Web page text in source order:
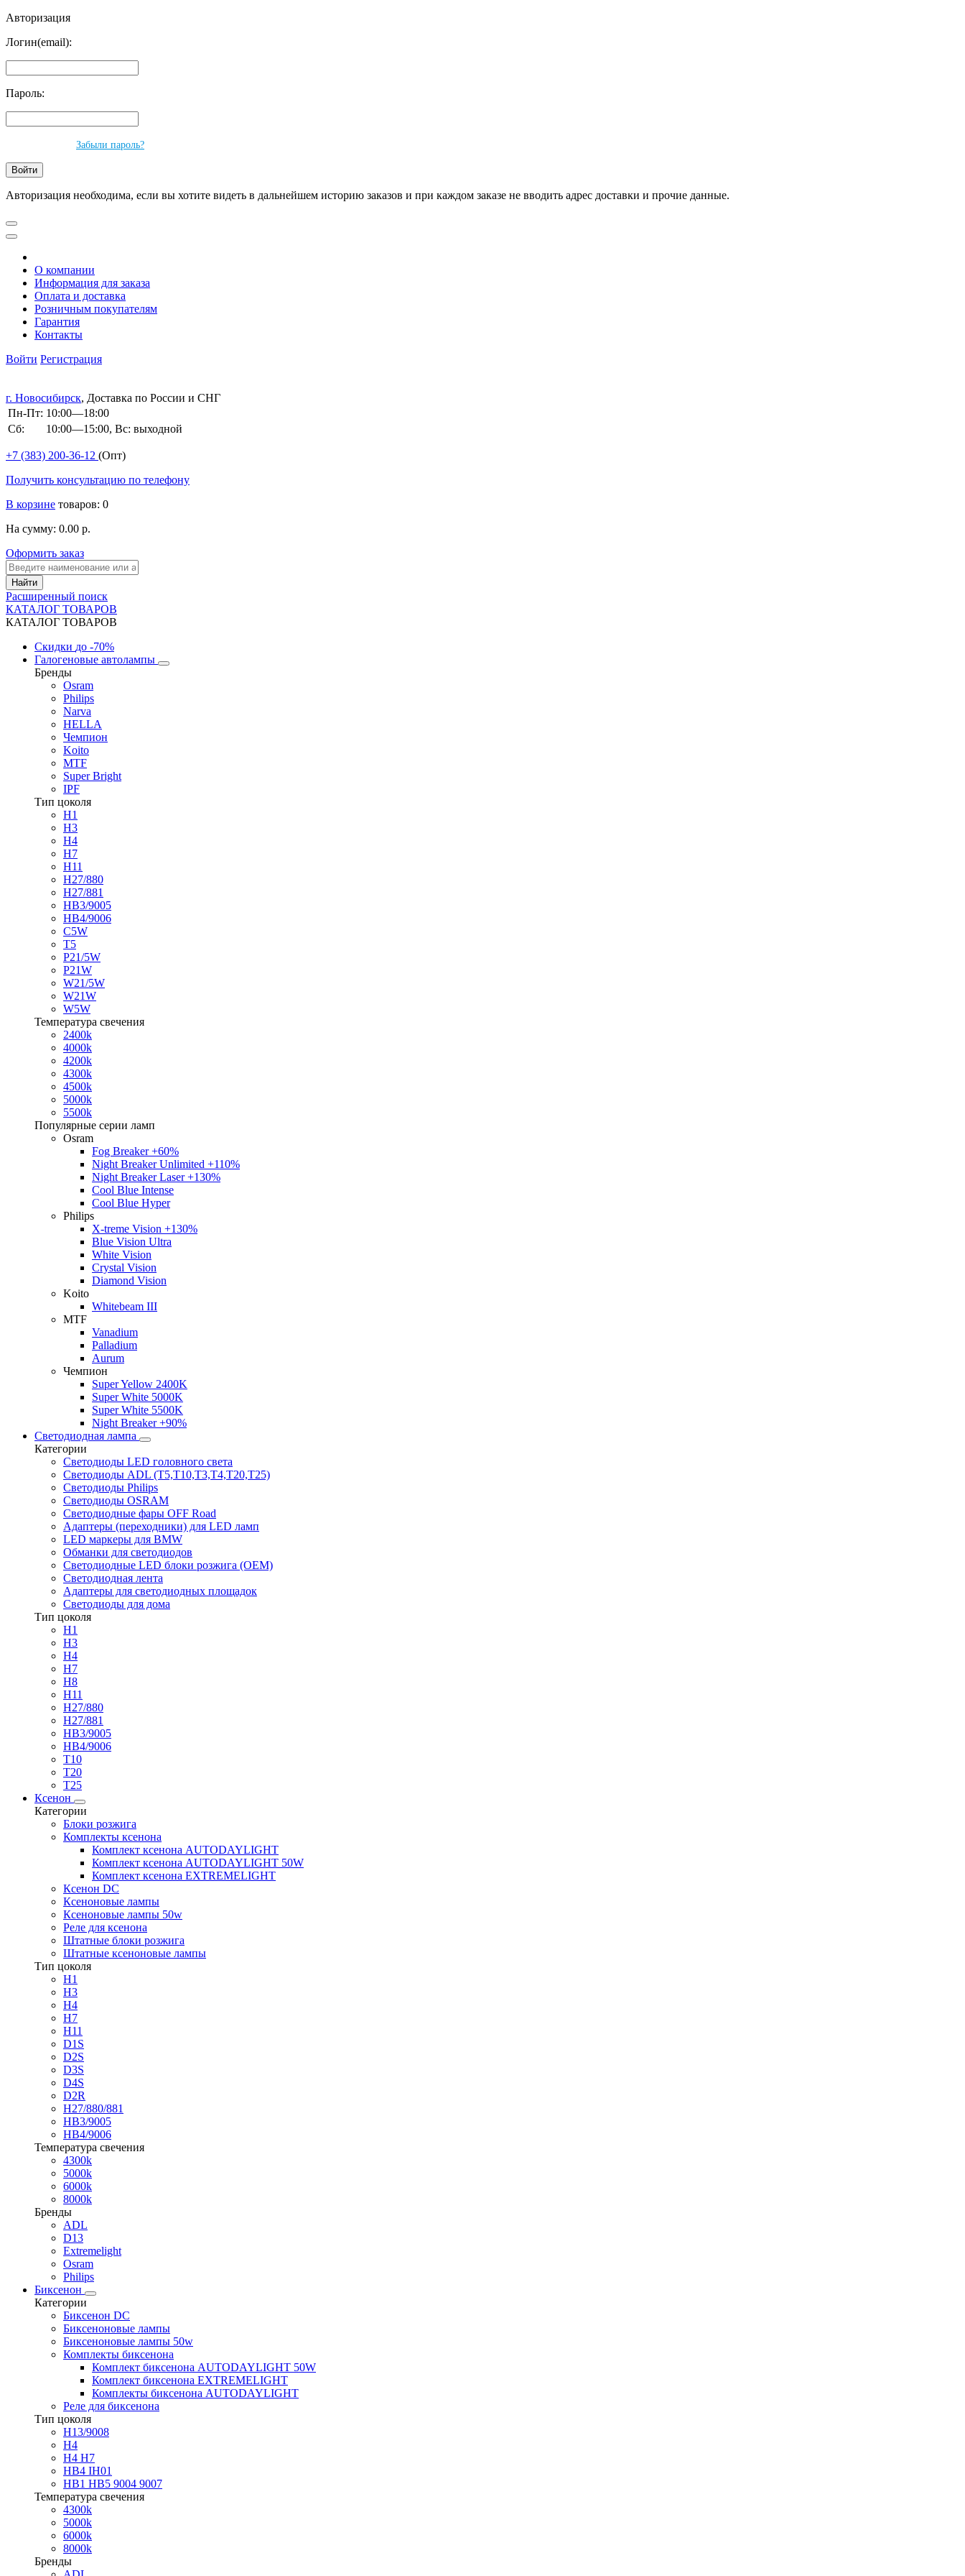
Авторизация
Логин(email):
Пароль:
Забыли пароль?
Авторизация необходима, если вы хотите видеть в дальнейшем историю заказов и при каждом заказе не вводить адрес доставки и прочие данные.
О компании
Информация для заказа
Оплата и доставка
Розничным покупателям
Гарантия
Контакты
Войти Регистрация
г. Новосибирск, Доставка по России и СНГ
Пн-Пт: 10:00—18:00
Сб:
10:00—15:00, Вс: выходной
+7 (383) 200-36-12 (Опт)
Получить консультацию по телефону
В корзине товаров: 0
На сумму: 0.00 р.
Оформить заказ
Расширенный поиск
КАТАЛОГ ТОВАРОВ
КАТАЛОГ ТОВАРОВ
Скидки до -70%
Галогеновые автолампы
Бренды
Osram
Philips
Narva
HELLA
Чемпион
Koito
MTF
Super Bright
IPF
Тип цоколя
H1
H3
H4
H7
H11
H27/880
H27/881
HB3/9005
HB4/9006
C5W
T5
P21/5W
P21W
W21/5W
W21W
W5W
Температура свечения
2400k
4000k
4200k
4300k
4500k
5000k
5500k
Популярные серии ламп
Osram
Fog Breaker +60%
Night Breaker Unlimited +110%
Night Breaker Laser +130%
Cool Blue Intense
Cool Blue Hyper
Philips
X-treme Vision +130%
Blue Vision Ultra
White Vision
Crystal Vision
Diamond Vision
Koito
Whitebeam III
MTF
Vanadium
Palladium
Aurum
Чемпион
Super Yellow 2400K
Super White 5000K
Super White 5500K
Night Breaker +90%
Светодиодная лампа
Категории
Светодиоды LED головного света
Светодиоды ADL (T5,T10,T3,T4,T20,T25)
Светодиоды Philips
Светодиоды OSRAM
Светодиодные фары OFF Road
Адаптеры (переходники) для LED ламп
LED маркеры для BMW
Обманки для светодиодов
Светодиодные LED блоки розжига (OEM)
Светодиодная лента
Адаптеры для светодиодных площадок
Светодиоды для дома
Тип цоколя
H1
H3
H4
H7
H8
H11
H27/880
H27/881
HB3/9005
HB4/9006
T10
T20
T25
Ксенон
Категории
Блоки розжига
Комплекты ксенона
Комплект ксенона AUTODAYLIGHT
Комплект ксенона AUTODAYLIGHT 50W
Комплект ксенона EXTREMELIGHT
Ксенон DC
Ксеноновые лампы
Ксеноновые лампы 50w
Реле для ксенона
Штатные блоки розжига
Штатные ксеноновые лампы
Тип цоколя
H1
H3
H4
H7
H11
D1S
D2S
D3S
D4S
D2R
H27/880/881
HB3/9005
HB4/9006
Температура свечения
4300k
5000k
6000k
8000k
Бренды
ADL
D13
Extremelight
Osram
Philips
Биксенон
Категории
Биксенон DC
Биксеноновые лампы
Биксеноновые лампы 50w
Комплекты биксенона
Комплект биксенона AUTODAYLIGHT 50W
Комплект биксенона EXTREMELIGHT
Комплекты биксенона AUTODAYLIGHT
Реле для биксенона
Тип цоколя
H13/9008
H4
H4 H7
HB4 IH01
HB1 HB5 9004 9007
Температура свечения
4300k
5000k
6000k
8000k
Бренды